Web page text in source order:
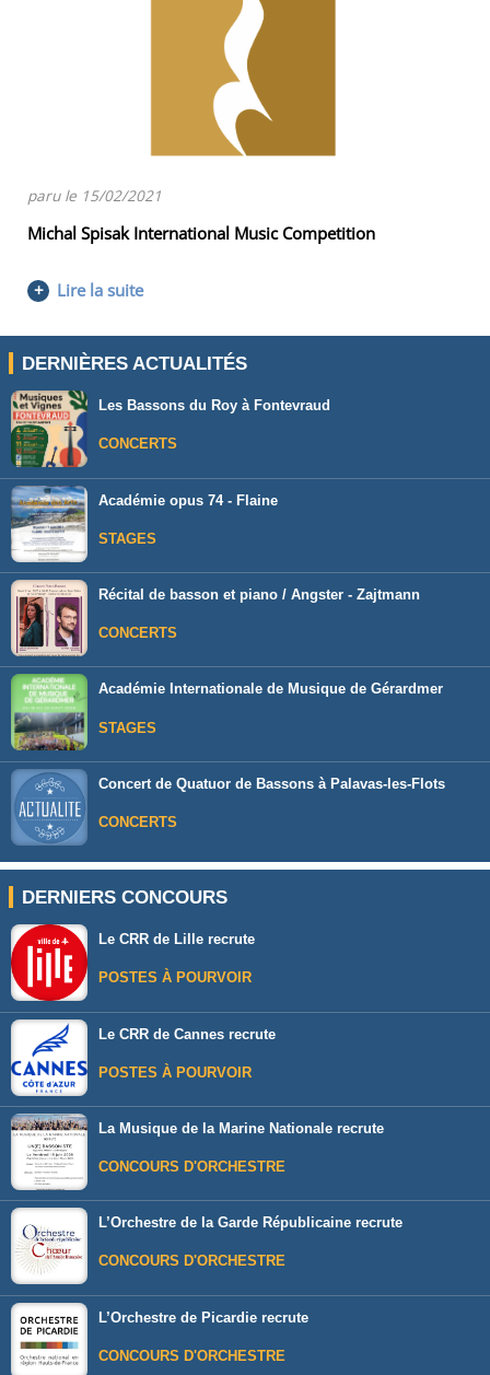
paru le 15/02/2021
Michal Spisak International Music Competition
+ Lire la suite
DERNIÈRES ACTUALITÉS
Les Bassons du Roy à Fontevraud
CONCERTS
Académie opus 74 - Flaine
STAGES
Récital de basson et piano / Angster - Zajtmann
CONCERTS
Académie Internationale de Musique de Gérardmer
STAGES
Concert de Quatuor de Bassons à Palavas-les-Flots
CONCERTS
DERNIERS CONCOURS
Le CRR de Lille recrute
POSTES À POURVOIR
Le CRR de Cannes recrute
POSTES À POURVOIR
La Musique de la Marine Nationale recrute
CONCOURS D'ORCHESTRE
L’Orchestre de la Garde Républicaine recrute
CONCOURS D'ORCHESTRE
L’Orchestre de Picardie recrute
CONCOURS D'ORCHESTRE